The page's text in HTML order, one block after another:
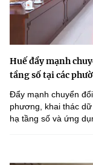
Huế đẩy mạnh
tầng số tại các
Đẩy mạnh chuyển
phương, khai thác
hạ tầng số và ứng